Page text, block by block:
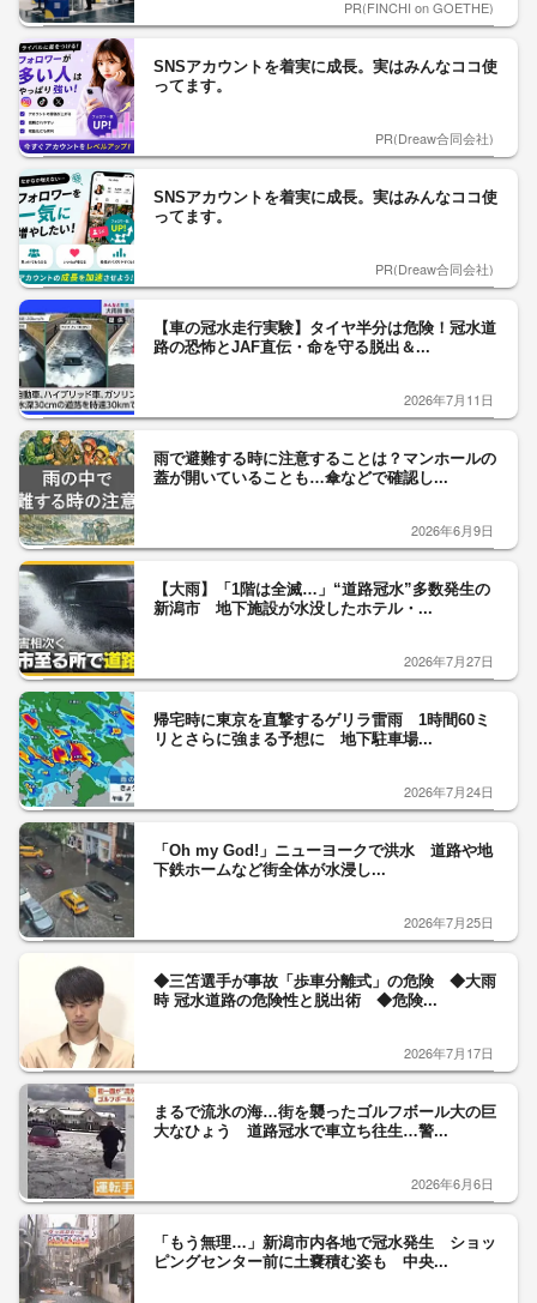
PR(FINCHI on GOETHE)
SNSアカウントを着実に成長。実はみんなココ使
ってます。
PR(Dreaw合同会社)
SNSアカウントを着実に成長。実はみんなココ使
ってます。
PR(Dreaw合同会社)
【車の冠水走行実験】タイヤ半分は危険！冠水道
路の恐怖とJAF直伝・命を守る脱出＆...
2026年7月11日
雨で避難する時に注意することは？マンホールの
蓋が開いていることも…傘などで確認し...
2026年6月9日
【大雨】「1階は全滅…」“道路冠水”多数発生の
新潟市 地下施設が水没したホテル・...
2026年7月27日
帰宅時に東京を直撃するゲリラ雷雨 1時間60ミ
リとさらに強まる予想に 地下駐車場...
2026年7月24日
「Oh my God!」ニューヨークで洪水 道路や地
下鉄ホームなど街全体が水浸し...
2026年7月25日
◆三笘選手が事故「歩車分離式」の危険 ◆大雨
時 冠水道路の危険性と脱出術 ◆危険...
2026年7月17日
まるで流氷の海…街を襲ったゴルフボール大の巨
大なひょう 道路冠水で車立ち往生…警...
2026年6月6日
「もう無理…」新潟市内各地で冠水発生 ショッ
ピングセンター前に土嚢積む姿も 中央...